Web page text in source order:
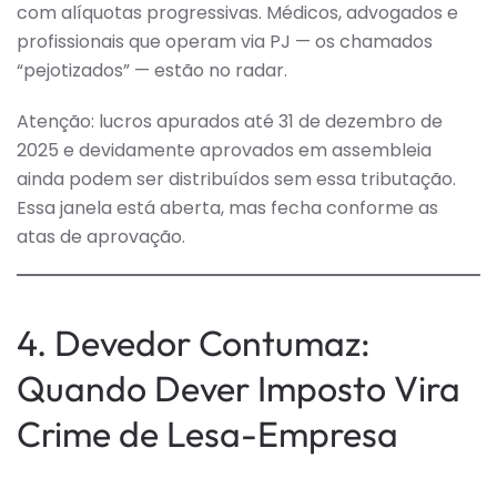
com alíquotas progressivas. Médicos, advogados e
profissionais que operam via PJ — os chamados
“pejotizados” — estão no radar.
Atenção: lucros apurados até 31 de dezembro de
2025 e devidamente aprovados em assembleia
ainda podem ser distribuídos sem essa tributação.
Essa janela está aberta, mas fecha conforme as
atas de aprovação.
4. Devedor Contumaz:
Quando Dever Imposto Vira
Crime de Lesa-Empresa